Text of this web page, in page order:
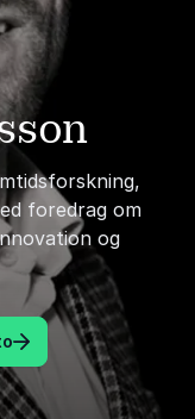
foredrag om
og